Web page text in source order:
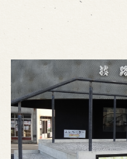
出張公演
学校公
海外旅行客向け特
歴史